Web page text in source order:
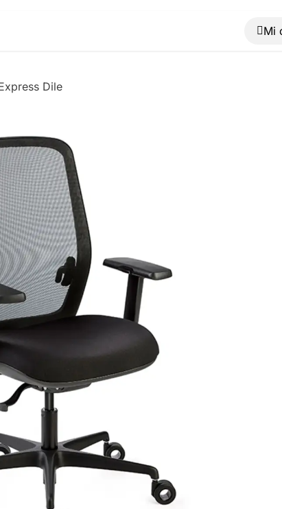
Dile